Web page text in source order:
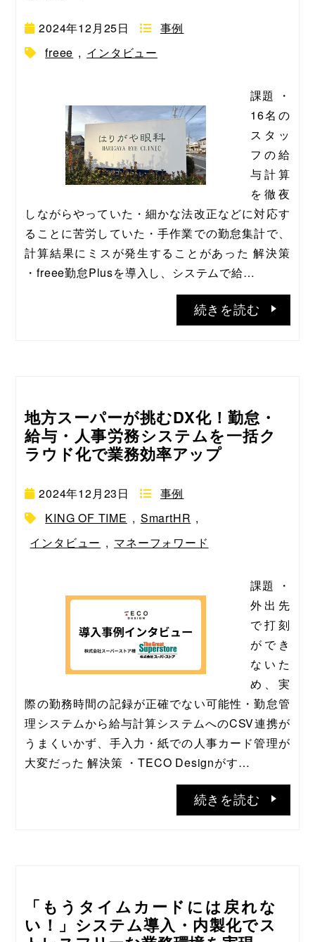
2024年12月25日
事例
freee , インタビュー
課題 ・
16名の
スタッ
フの給
与計算
を徹夜
しながらやっていた・細かな法改正などに対応す
ることに苦労していた・手作業での勤怠集計で、
計算結果にミスが発生することがあった 解決策
・freee勤怠Plusを導入し、システムで給…
続きを読む
地方スーパーが挑むDX化！勤怠・
給与・人事労務システムを一括ク
ラウド化で業務効率アップ
2024年12月23日
事例
KING OF TIME , SmartHR ,
インタビュー , マネーフォワード
課題 ・
外出先
で打刻
ができ
ないた
め、実
際の勤務時間の記録が正確でない可能性・勤怠管
理システムから給与計算システムへのCSV連携が
うまくいかず、手入力・紙での人事カード管理が
大変だった 解決策 ・TECO Designがす…
続きを読む
「もうタイムカードには戻れな
い！」システム導入・内製化でス